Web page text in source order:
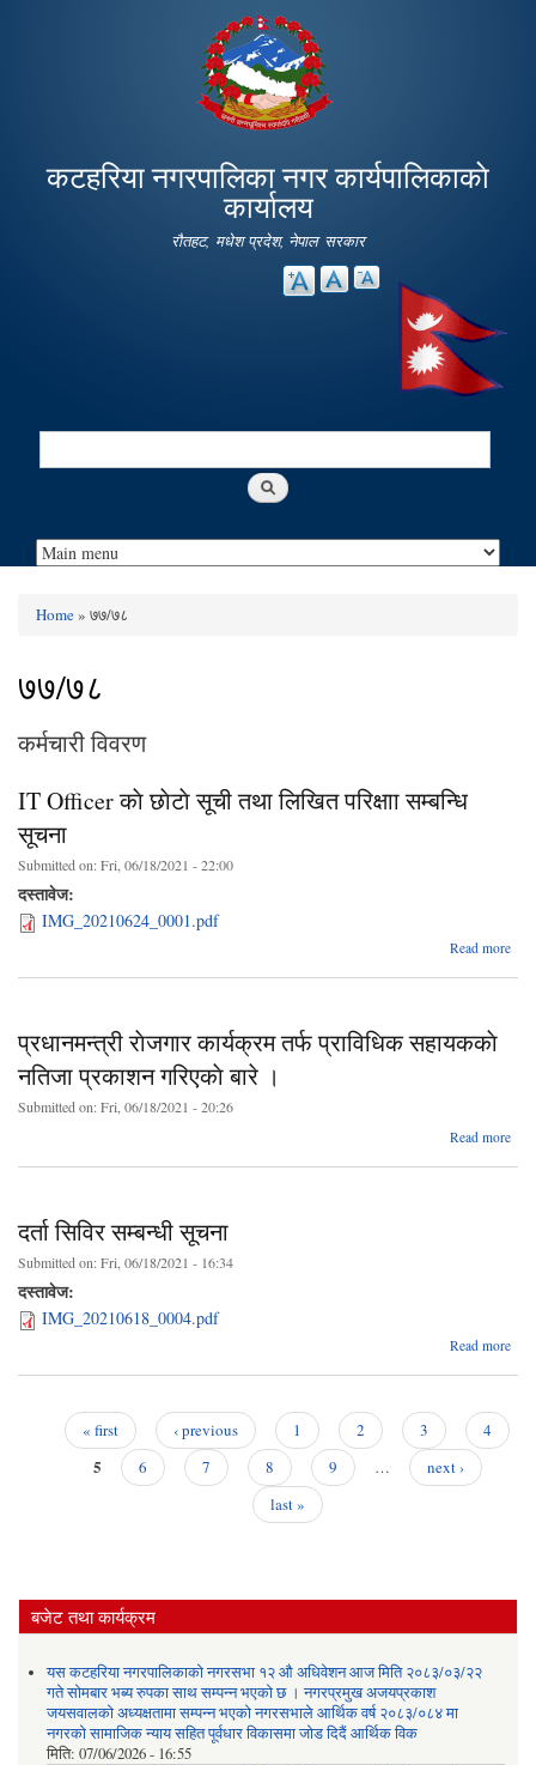
main
content
कटहरिया नगरपालिका नगर कार्यपालिकाकाे
कार्यालय
रौतहट, मधेश प्रदेश, नेपाल सरकार
Search
Home» ७७/७८
७७/७८
कर्मचारी विवरण
IT Officer काे छाेटाे सूची तथा लिखित परिक्षाा सम्बन्धि
सूचना
Submitted on:Fri, 06/18/2021 - 22:00
दस्तावेज:
IMG_20210624_0001.pdf
Read more
प्रधानमन्त्री राेजगार कार्यक्रम तर्फ प्राविधिक सहायककाे
नतिजा प्रकाशन गरिएकाे बारे ।
Submitted on:Fri, 06/18/2021 - 20:26
Read more
दर्ता सिविर सम्बन्धी सूचना
Submitted on:Fri, 06/18/2021 - 16:34
दस्तावेज:
IMG_20210618_0004.pdf
Read more
« first ‹ previous 1 2 3 4
5 6 7 8 9 …
next ›
last »
बजेट तथा कार्यक्रम
यस कटहरिया नगरपालिकाको नगरसभा १२ औ अधिवेशन आज मिति २०८३/०३/२२
गते सोमबार भब्य रुपका साथ सम्पन्न भएको छ । नगरप्रमुख अजयप्रकाश
जयसवालको अध्यक्षतामा सम्पन्न भएको नगरसभाले आर्थिक वर्ष २०८३/०८४ मा
नगरको सामाजिक न्याय सहित पूर्वधार विकासमा जोड दिदैं आर्थिक विक
मिति: 07/06/2026 - 16:55